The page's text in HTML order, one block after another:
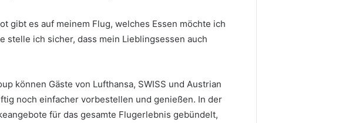
gibt es auf meinem Flug, welches Essen möchte ich
stelle ich sicher, dass mein Lieblingsessen auch
können Gäste von Lufthansa, SWISS und Austrian
noch einfacher vorbestellen und genießen. In der
für das gesamte Flugerlebnis gebündelt,